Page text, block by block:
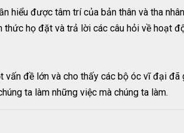
hiểu được tâm trí của bản thân và tha
thức họ đặt và trả lời các câu hỏi về hoạt
đề lớn và cho thấy các bộ óc vĩ đại
ta làm những việc mà chúng ta làm.